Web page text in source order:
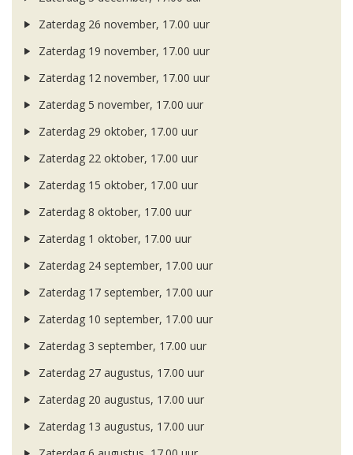
Zaterdag 26 november, 17.00 uur
Zaterdag 19 november, 17.00 uur
Zaterdag 12 november, 17.00 uur
Zaterdag 5 november, 17.00 uur
Zaterdag 29 oktober, 17.00 uur
Zaterdag 22 oktober, 17.00 uur
Zaterdag 15 oktober, 17.00 uur
Zaterdag 8 oktober, 17.00 uur
Zaterdag 1 oktober, 17.00 uur
Zaterdag 24 september, 17.00 uur
Zaterdag 17 september, 17.00 uur
Zaterdag 10 september, 17.00 uur
Zaterdag 3 september, 17.00 uur
Zaterdag 27 augustus, 17.00 uur
Zaterdag 20 augustus, 17.00 uur
Zaterdag 13 augustus, 17.00 uur